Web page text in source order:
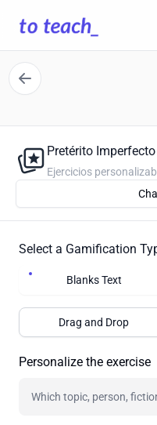
Pretérito Imperfecto
Ejercicios
Select a Gamification
Blanks Text
Drag and Drop
Personalize the exercise